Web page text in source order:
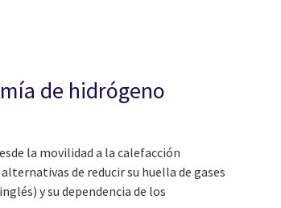
de hidrógeno
la movilidad a la calefacción
de reducir su huella de gases
y su dependencia de los